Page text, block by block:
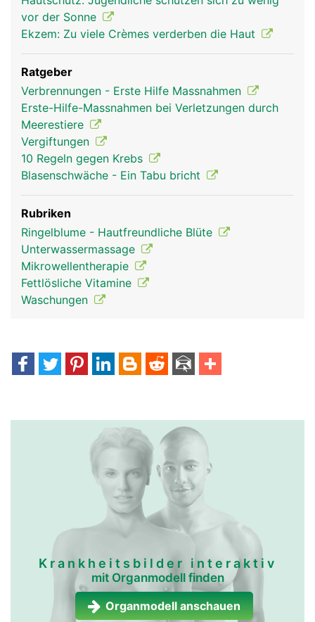
Haut Frau Haut Mann
vor der Sonne
Ekzem: Zu viele Crèmes verderben die Haut
Ratgeber
Verbrennungen - Erste Hilfe Massnahmen
Erste-Hilfe-Massnahmen bei Verletzungen durch
Meerestiere
Vergiftungen
10 Regeln gegen Krebs
Blasenschwäche - Ein Tabu bricht
Rubriken
Ringelblume - Hautfreundliche Blüte
Unterwassermassage
Mikrowellentherapie
Fettlösliche Vitamine
Waschungen
Krankheitsbilder interaktiv
mit Organmodell finden
Organmodell anschauen